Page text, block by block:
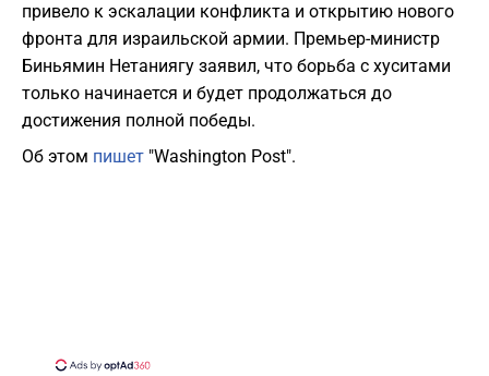
привело к эскалации конфликта и открытию нового
фронта для израильской армии. Премьер-министр
Биньямин Нетаниягу заявил, что борьба с хуситами
только начинается и будет продолжаться до
достижения полной победы.
Об этом пишет "Washington Post".